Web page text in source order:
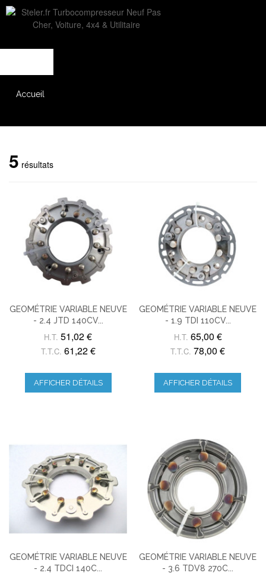
Accueil
5 résultats
GEOMÉTRIE VARIABLE NEUVE
- 2.4 JTD 140CV...
H.T. 51,02 €
T.T.C. 61,22 €
AFFICHER DÉTAILS
GEOMÉTRIE VARIABLE NEUVE
- 1.9 TDI 110CV...
H.T. 65,00 €
T.T.C. 78,00 €
AFFICHER DÉTAILS
GEOMÉTRIE VARIABLE NEUVE
- 2.4 TDCI 140C...
GEOMÉTRIE VARIABLE NEUVE
- 3.6 TDV8 270C...